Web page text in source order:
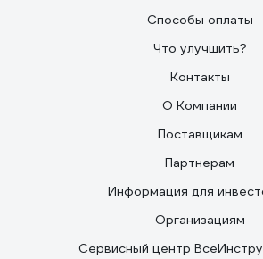
Способы оплаты
Что улучшить?
Контакты
О Компании
Поставщикам
Партнерам
Информация для
Организациям
Сервисный центр